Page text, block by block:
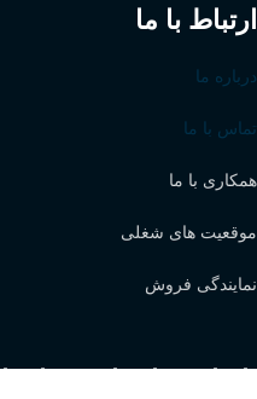
ارتباط با ما
درباره ما
تماس با ما
همکاری با ما
موقعیت های شغلی
نمایندگی فروش